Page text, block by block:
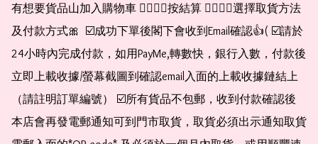
有想要貨品山加入購物車 👉🏻👉🏻按結算 👉🏻👉🏻選擇取貨方法
及付款方式🎀  ☑️成功下單後閣下會收到Email確認👍( ☑️請於
24小時內完成付款，如用PayMe,轉數快，銀行入數，付款後
立即上載收據/螢幕截圖到確認email入面的上載收據鏈結上
（請註明訂單編號） ☑️所有貨品不包郵，收到付款確認後
本店會再發電郵通知可到門市取貨，取貨必須出示通知取貨